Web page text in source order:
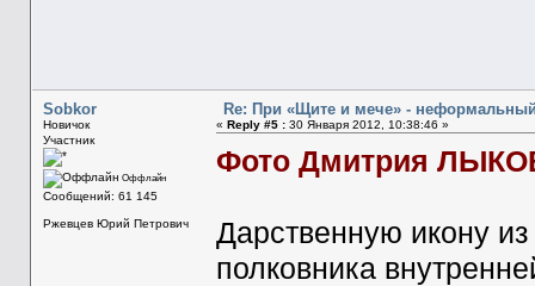
Sobkor
Новичок
Участник
Оффлайн
Сообщений: 61 145
Ржевцев Юрий Петрович
Re: При «Щите и мече» -
« Reply #5 :30 Января 2012, 10:38:46 »
Фото Дмитрия
Дарственную икону
полковника